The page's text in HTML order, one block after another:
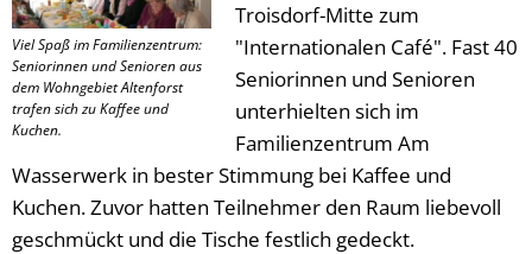
Viel Spaß im Familienzentrum:
Seniorinnen und Senioren aus
dem Wohngebiet Altenforst
trafen sich zu Kaffee und
Kuchen.
Troisdorf-Mitte zum
"Internationalen Café". Fast 40
Seniorinnen und Senioren
unterhielten sich im
Familienzentrum Am
Wasserwerk in bester Stimmung bei Kaffee und
Kuchen. Zuvor hatten Teilnehmer den Raum liebevoll
geschmückt und die Tische festlich gedeckt.